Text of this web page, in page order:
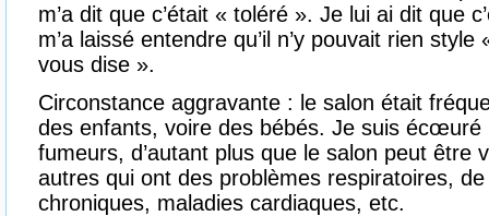
m’a dit que c’était « toléré ». Je lui ai dit que
m’a laissé entendre qu’il n’y pouvait rien
vous dise ».
Circonstance aggravante : le salon était
des enfants, voire des bébés. Je suis écœuré
fumeurs, d’autant plus que le salon peut être
autres qui ont des problèmes respiratoires,
chroniques, maladies cardiaques, etc.